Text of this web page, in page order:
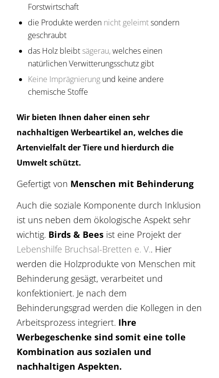
Forstwirtschaft
die Produkte werden nicht geleimtsondern
geschraubt
das Holz bleibt sägerau,welches einen
natürlichen Verwitterungsschutz gibt
Keine Imprägnierungund keine andere
chemische Stoffe
Wir bieten Ihnen daher einen sehr
nachhaltigen Werbeartikel an, welches die
Artenvielfalt der Tiere und hierdurch die
Umwelt schützt.
Gefertigt von Menschen mit Behinderung
Auch die soziale Komponente durch Inklusion
ist uns neben dem ökologische Aspekt sehr
wichtig. Birds & Beesist eine Projekt der
Lebenshilfe Bruchsal-Bretten e. V.. Hier
werden die Holzprodukte von Menschen mit
Behinderung gesägt, verarbeitet und
konfektioniert. Je nach dem
Behinderungsgrad werden die Kollegen in den
Arbeitsprozess integriert. Ihre
Werbegeschenke sind somit eine tolle
Kombination aus sozialen und
nachhaltigen Aspekten.